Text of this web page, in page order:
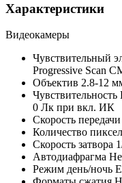
Характеристики
Видеокамеры
Чувствительный
Progressive Scan
Объектив 2.8-12
Чувствительность
0 Лк при вкл. ИК
Скорость передачи
Количество
Скорость затвора
Автодиафрагма
Режим день/ночь